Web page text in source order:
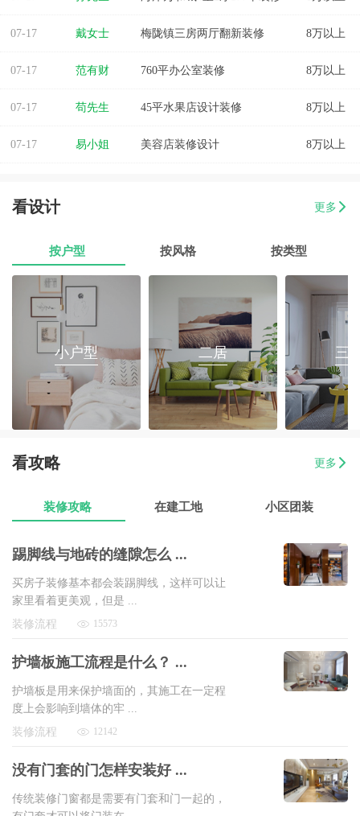
07-17 戴女士 梅陇镇三房两厅翻新装修 8万以上
07-17 范有财 760平办公室装修 8万以上
07-17 苟先生 45平水果店设计装修 8万以上
07-17 易小姐 美容店装修设计 8万以上
07-17 8万以上
郭先生 榕城区消防路口135平套房装修 8万以上
朱小姐 8万以上
07-17 伊小姐 180平和盛花园设计装修 8万以上
董先生 万泰城4室2厅 202平 8万以上
榕城区榕江一品3室2厅1卫 8万以上
07-17 魏先生 金海湾4室2厅 8万以上
07-17 8万以上
看设计 更多
按户型 按风格 按类型
小户型 二居 三
看攻略 更多
装修攻略 在建工地 小区团装
踢脚线与地砖的缝隙怎么 ...
买房子装修基本都会装踢脚线，这样可以让
家里看着更美观，但是 ...
装修流程
15573
护墙板施工流程是什么？ ...
护墙板是用来保护墙面的，其施工在一定程
度上会影响到墙体的牢 ...
装修流程
12142
没有门套的门怎样安装好 ...
传统装修门窗都是需要有门套和门一起的，